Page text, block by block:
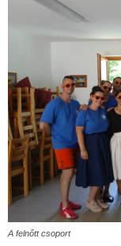
A felnőtt csoport